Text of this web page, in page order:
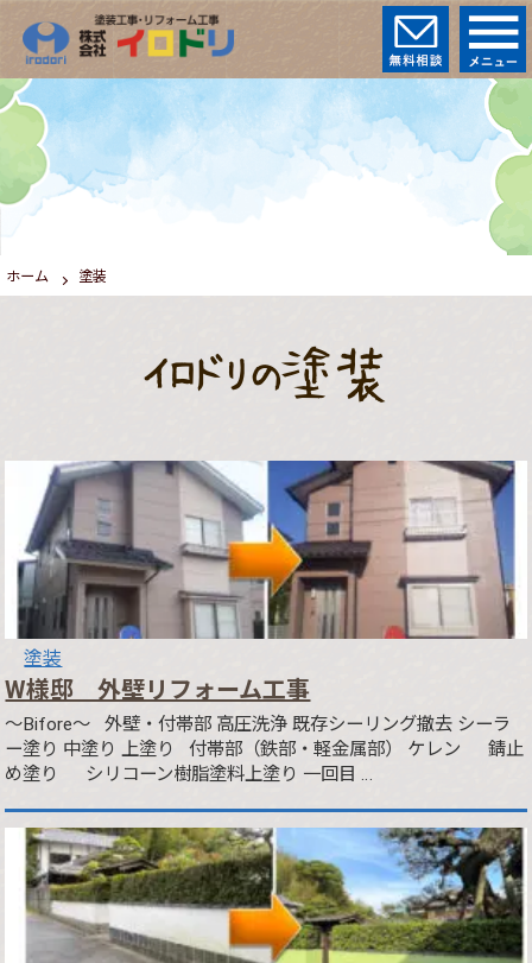
ホーム 塗装
イロドリの塗装
塗装
W様邸 外壁リフォーム工事
～Bifore～ 外壁・付帯部 高圧洗浄 既存シーリング撤去 シーラ
ー塗り 中塗り 上塗り 付帯部（鉄部・軽金属部） ケレン 錆止
め塗り シリコーン樹脂塗料上塗り 一回目 …